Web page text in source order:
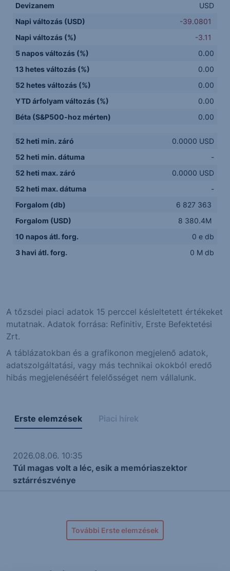
Devizanem
USD
Napi változás (USD)
-39.0801
Napi változás (%)
-3.11
5 napos változás (%)
0.00
13 hetes változás (%)
0.00
52 hetes változás (%)
0.00
YTD árfolyam változás (%)
0.00
Béta (S&P500-hoz mérten)
0.00
52 heti min. záró
0.0000 USD
52 heti min. dátuma
-
52 heti max. záró
0.0000 USD
52 heti max. dátuma
-
Forgalom (db)
6 827 363
Forgalom (USD)
8 380.4M
10 napos átl. forg.
0 e db
3 havi átl. forg.
0 M db
A tőzsdei piaci adatok 15 perccel késleltetett értékeket
mutatnak. Adatok forrása: Refinitiv, Erste Befektetési
Zrt.
A táblázatokban és a grafikonon megjelenő adatok,
adatszolgáltatási, vagy más technikai okokból eredő
hibás megjelenéséért felelősséget nem vállalunk.
Erste elemzések Piaci hírek
2026.08.06. 10:35
Túl magas volt a léc, esik a memóriaszektor
sztárrészvénye
További Erste elemzések